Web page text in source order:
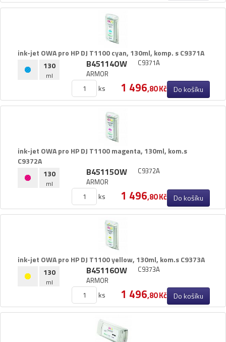
ink-​jet OWA pro HP DJ T1100 cyan,​ 130ml,​ komp.​ s C9371A
130
ml
B45114OW
ARMOR
C9371A
ks 1 496,80 Kč Do košíku
ink-​jet OWA pro HP DJ T1100 magenta,​ 130ml,​ kom.​s
C9372A
130
ml
B45115OW
ARMOR
C9372A
ks 1 496,80 Kč Do košíku
ink-​jet OWA pro HP DJ T1100 yellow,​ 130ml,​ kom.​s C9373A
130
ml
B45116OW
ARMOR
C9373A
ks 1 496,80 Kč Do košíku